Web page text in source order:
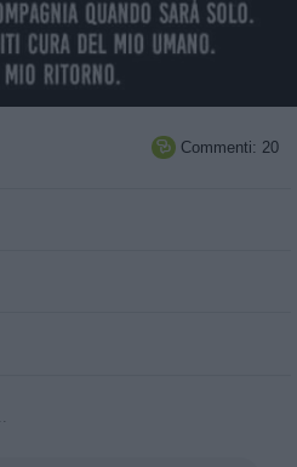
 Commenti: 20